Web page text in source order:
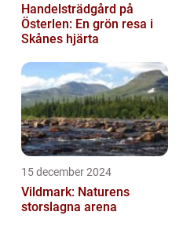
Handelsträdgård på
Österlen: En grön resa i
Skånes hjärta
15 december 2024
Vildmark: Naturens
storslagna arena